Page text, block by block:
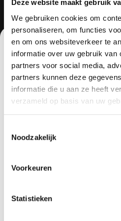
Deze website maakt gebruik
We gebruiken cookies om
personaliseren, om functies
en om ons websiteverkeer te
informatie over uw gebruik van
partners voor social media,
partners kunnen deze
informatie die u aan ze heeft
verzameld op basis van uw
Noodzakelijk
Voorkeuren
Statistieken
6132
Sittard,
CLAIM KORTING